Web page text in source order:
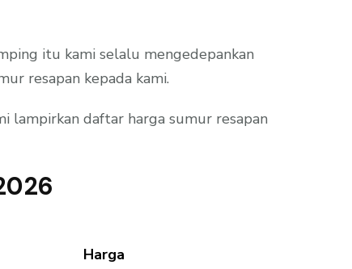
itu kami selalu mengedepankan
resapan kepada kami.
lampirkan daftar harga sumur resapan
Harga